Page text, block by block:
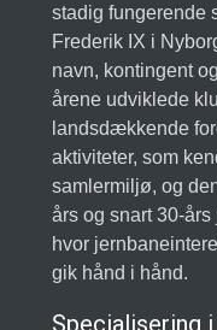
stadig fungerende
Frederik IX i
navn, kontingent
årene udviklede
landsdækkende
aktiviteter, som
samlermiljø, og
års og snart 30-
hvor
gik hånd i hånd.
Specialisering